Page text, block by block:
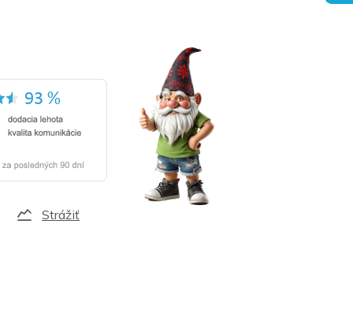
Strážiť